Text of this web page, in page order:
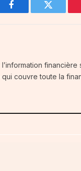
Facebook Twitter
couvre toute la